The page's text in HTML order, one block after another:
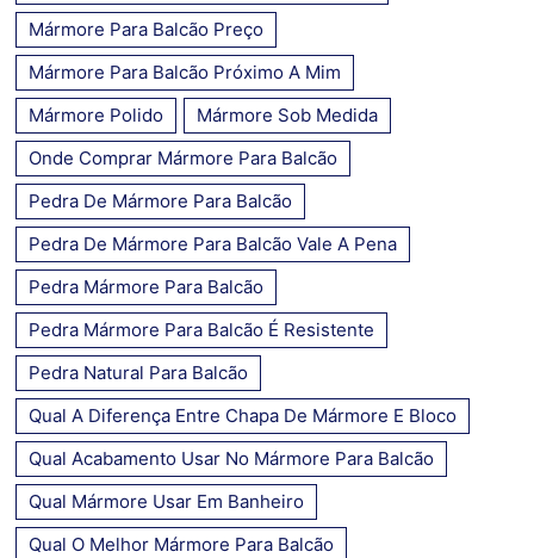
Mármore Para Balcão Preço
Mármore Para Balcão Próximo A Mim
Mármore Polido
Mármore Sob Medida
Onde Comprar Mármore Para Balcão
Pedra De Mármore Para Balcão
Pedra De Mármore Para Balcão Vale A Pena
Pedra Mármore Para Balcão
Pedra Mármore Para Balcão É Resistente
Pedra Natural Para Balcão
Qual A Diferença Entre Chapa De Mármore E Bloco
Qual Acabamento Usar No Mármore Para Balcão
Qual Mármore Usar Em Banheiro
Qual O Melhor Mármore Para Balcão